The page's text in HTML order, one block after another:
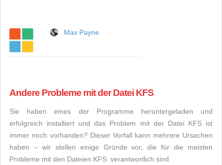
Max Payne
Andere Probleme mit der Datei KFS
Sie haben eines der Programme heruntergeladen und
erfolgreich installiert und das Problem mit der Datei KFS ist
immer noch vorhanden? Dieser Vorfall kann mehrere Ursachen
haben – wir stellen einige Gründe vor, die für die meisten
Probleme mit den Dateien KFS: verantwortlich sind